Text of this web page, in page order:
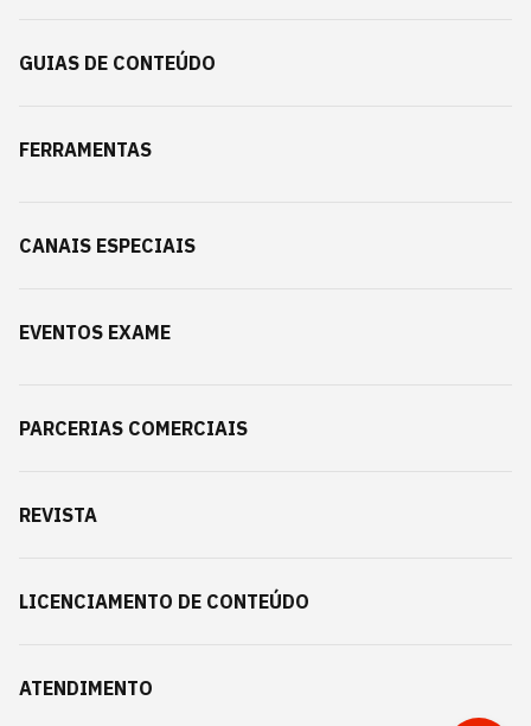
GUIAS DE CONTEÚDO
FERRAMENTAS
CANAIS ESPECIAIS
EVENTOS EXAME
PARCERIAS COMERCIAIS
REVISTA
LICENCIAMENTO DE CONTEÚDO
ATENDIMENTO